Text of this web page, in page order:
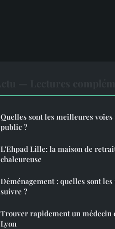
Quelles sont les meilleures
public ?
L'Ehpad Lille: la maison de
chaleureuse
Déménagement : quelles sont
suivre ?
Trouver rapidement un médecin
Lyon